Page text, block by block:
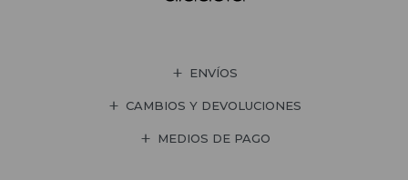
ENVÍOS
CAMBIOS Y DEVOLUCIONES
MEDIOS DE PAGO